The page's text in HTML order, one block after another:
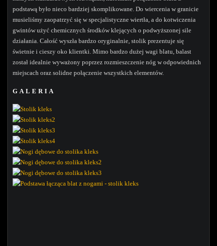
podstawą było nieco bardziej skomplikowane. Do wiercenia w granicie
musieliśmy zaopatrzyć się w specjalistyczne wiertła, a do kotwiczenia
gwintów użyć chemicznych środków klejących o podwyższonej sile
działania. Całość wyszła bardzo oryginalnie, stolik prezentuje się
świetnie i cieszy oko klientki. Mimo bardzo dużej wagi blatu, balast
został idealnie wyważony poprzez rozmieszczenie nóg w odpowiednich
miejscach oraz solidne połączenie wszystkich elementów.
GALERIA